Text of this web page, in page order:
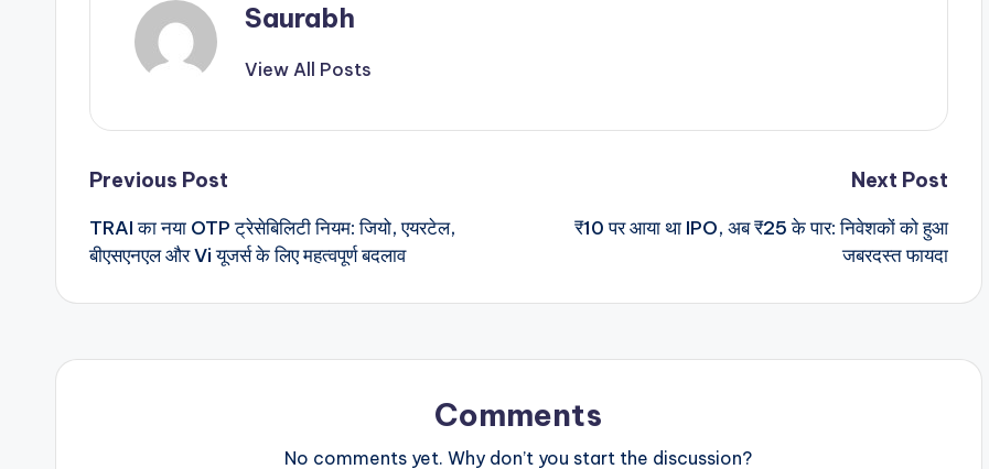
Saurabh
View All Posts
Post
navigation
Previous Post
TRAI का नया OTP ट्रेसेबिलिटी नियम: जियो, एयरटेल,
बीएसएनएल और Vi यूजर्स के लिए महत्वपूर्ण बदलाव
Next Post
₹10 पर आया था IPO, अब ₹25 के पार: निवेशकों को हुआ
जबरदस्त फायदा
Comments
No comments yet. Why don’t you start the discussion?